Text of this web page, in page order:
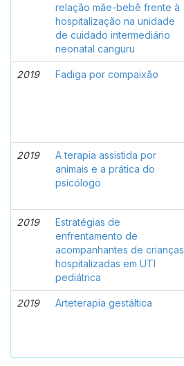
relação mãe-bebê frente à
hospitalização na unidade
de cuidado intermediário
neonatal canguru
2019 Fadiga por compaixão
2019
A terapia assistida por
animais e a prática do
psicólogo
2019
Estratégias de
enfrentamento de
acompanhantes de crianças
hospitalizadas em UTI
pediátrica
2019 Arteterapia gestáltica